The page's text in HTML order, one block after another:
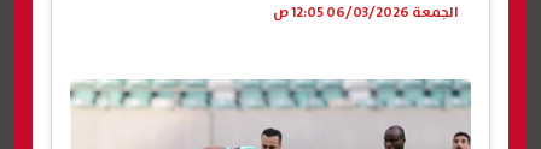
الجمعة 06/03/2026 12:05 ص